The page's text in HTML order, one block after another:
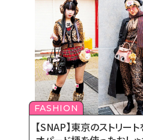
FASHION
【SNAP】東京のストリー